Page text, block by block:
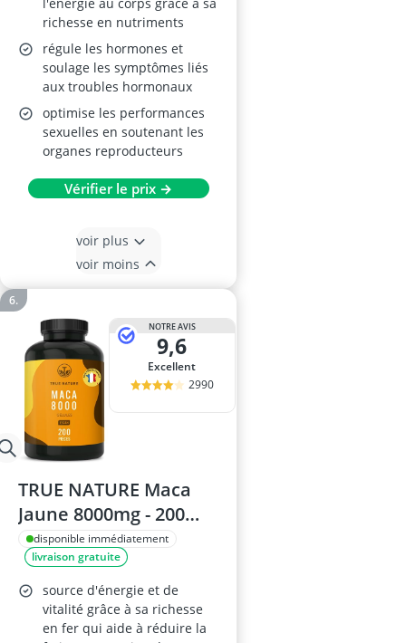
richesse en nutriments
régule les hormones et
soulage les symptômes liés
aux troubles hormonaux
optimise les performances
sexuelles en soutenant les
organes reproducteurs
Vérifier le prix →
voir plus
voir moins
NOTRE AVIS
9,6
Excellent
2990
TRUE NATURE Maca
Jaune 8000mg - 200
Gélules
disponible immédiatement
livraison gratuite
source d'énergie et de
vitalité grâce à sa richesse
en fer qui aide à réduire la